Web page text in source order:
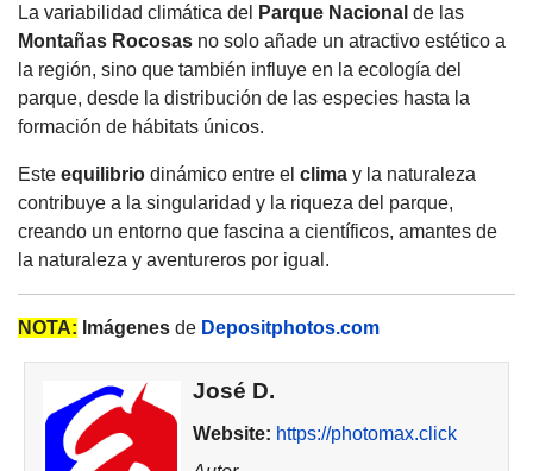
La variabilidad climática del Parque Nacional de las
Montañas Rocosas no solo añade un atractivo estético a
la región, sino que también influye en la ecología del
parque, desde la distribución de las especies hasta la
formación de hábitats únicos.
Este equilibrio dinámico entre el clima y la naturaleza
contribuye a la singularidad y la riqueza del parque,
creando un entorno que fascina a científicos, amantes de
la naturaleza y aventureros por igual.
NOTA: Imágenes de Depositphotos.com
José D.
Website: https://photomax.click